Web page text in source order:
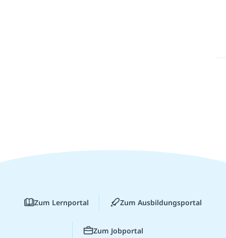
Zum Lernportal Zum Ausbildungsportal
Zum Jobportal